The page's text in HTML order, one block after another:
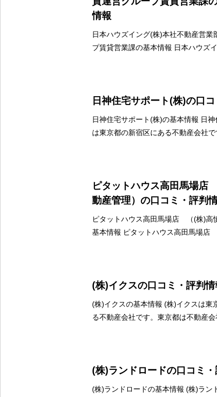
情報
日本ハウズイング(株)本社不動産営業
プ賃貸営業課の基本情報 日本ハウズ
日神住宅サポート(株)の口
日神住宅サポート(株)の基本情報 日
は東京都の新宿区にある不動産会社
ピタットハウス高田馬場店
動産管理）の口コミ・評判
ピタットハウス高田馬場店 （(株)高
基本情報 ピタットハウス高田馬場店
(株)イクスの口コミ・評判情
(株)イクスの基本情報 (株)イクスは東
る不動産会社です。東京都は不動産
(株)ランドロードの口コミ
(株)ランドロードの基本情報 (株)ラン